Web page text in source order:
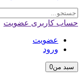
کاربری عضویت
عضویت
ورود
من0